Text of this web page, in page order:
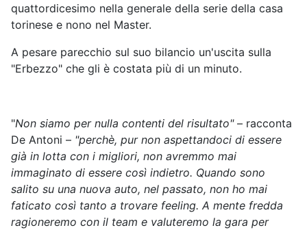
quattordicesimo nella generale della serie della casa
torinese e nono nel Master.
A pesare parecchio sul suo bilancio un'uscita sulla
"Erbezzo" che gli è costata più di un minuto.
"Non siamo per nulla contenti del risultato"– racconta
De Antoni – "perchè, pur non aspettandoci di essere
già in lotta con i migliori, non avremmo mai
immaginato di essere così indietro. Quando sono
salito su una nuova auto, nel passato, non ho mai
faticato così tanto a trovare feeling. A mente fredda
ragioneremo con il team e valuteremo la gara per